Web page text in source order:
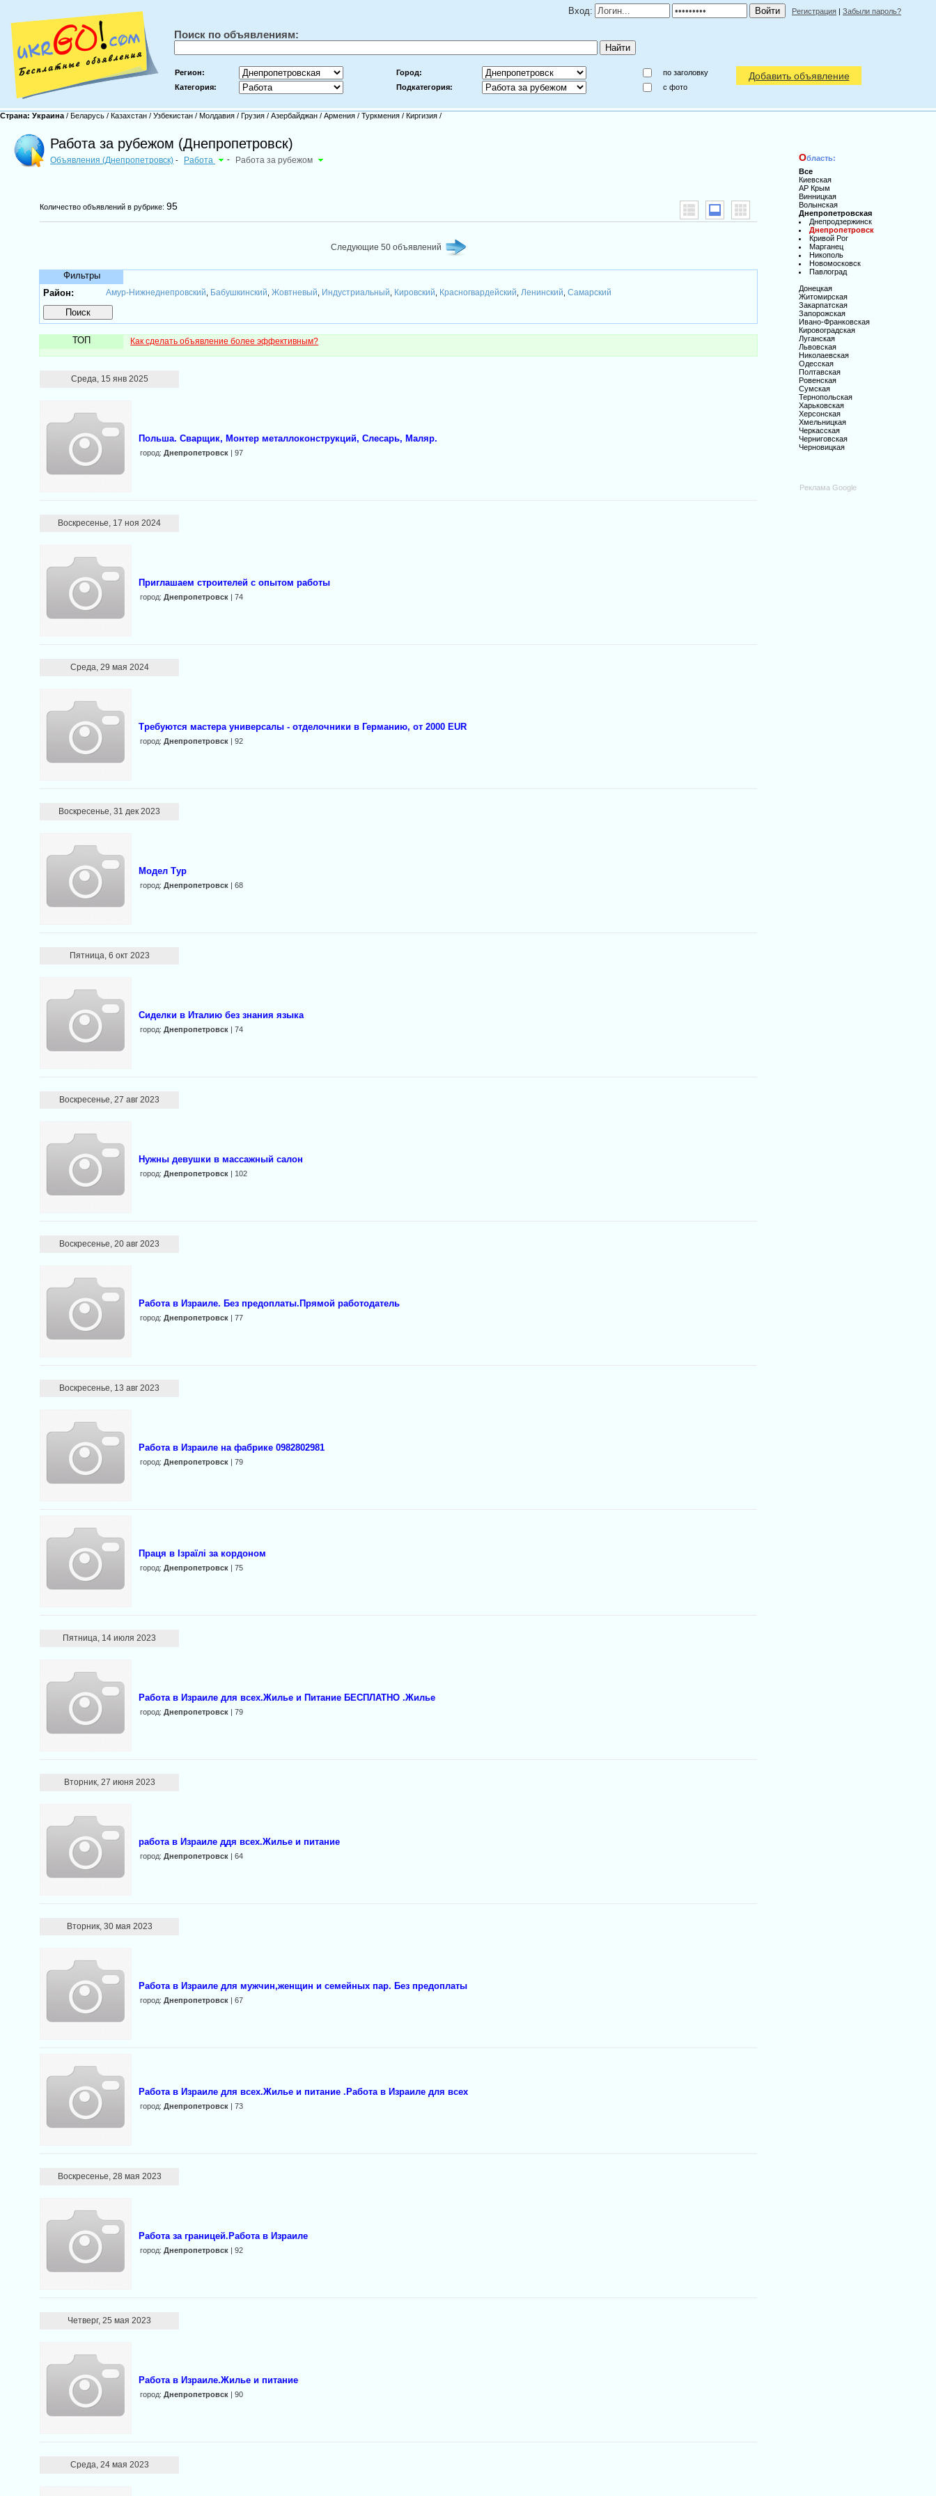
Вход: Регистрация | Забыли пароль?
Поиск по объявлениям:
Регион: Город:
по заголовку
Категория:
Подкатегория: c фото
Добавить объявление
Страна: Украина / Беларусь / Казахстан / Узбекистан / Молдавия / Грузия / Азербайджан / Армения / Туркмения / Киргизия /
Работа за рубежом (Днепропетровск)
Объявления (Днепропетровск) - Работа - Работа за рубежом
Количество объявлений в рубрике:95
Следующие 50 объявлений
Фильтры
Район:
Амур-Нижнеднепровский Бабушкинский ,Жовтневый Индустриальный Кировский Красногвардейский Ленинский ,Самарский
ТОП Как сделать объявление более эффективным?
Среда, 15 янв 2025
Польша. Сварщик, Монтер металлоконструкций, Слесарь, Маляр.
город:Днепропетровск | 97
Воскресенье, 17 ноя 2024
Приглашаем строителей с опытом работы
город:Днепропетровск | 74
Среда, 29 мая 2024
Требуются мастера универсалы - отделочники в Германию, от 2000 EUR
город:Днепропетровск | 92
Воскресенье, 31 дек 2023
Модел Тур
город:Днепропетровск | 68
Пятница, 6 окт 2023
Сиделки в Италию без знания языка
город:Днепропетровск | 74
Воскресенье, 27 авг 2023
Нужны девушки в массажный салон
город:Днепропетровск | 102
Воскресенье, 20 авг 2023
Работа в Израиле. Без предоплаты.Прямой работодатель
город:Днепропетровск | 77
Воскресенье, 13 авг 2023
Работа в Израиле на фабрике 0982802981
город:Днепропетровск | 79
Праця в Ізраїлі за кордоном
город:Днепропетровск | 75
Пятница, 14 июля 2023
Работа в Израиле для всех.Жилье и Питание БЕСПЛАТНО .Жилье
город:Днепропетровск | 79
Вторник, 27 июня 2023
работа в Израиле ддя всех.Жилье и питание
город:Днепропетровск | 64
Вторник, 30 мая 2023
Работа в Израиле для мужчин,женщин и семейных пар. Без предоплаты
город:Днепропетровск | 67
Работа в Израиле для всех.Жилье и питание .Работа в Израиле для всех
город:Днепропетровск | 73
Воскресенье, 28 мая 2023
Работа за границей.Работа в Израиле
город:Днепропетровск | 92
Четверг, 25 мая 2023
Работа в Израиле.Жилье и питание
город:Днепропетровск | 90
Среда, 24 мая 2023
Область:
Все
Киевская
АР Крым
Винницкая
Волынская
Днепропетровская
Днепродзержинск
Днепропетровск
Кривой Рог
Марганец
Никополь
Новомосковск
Павлоград
Донецкая
Житомирская
Закарпатская
Запорожская
Ивано-Франковская
Кировоградская
Луганская
Львовская
Николаевская
Одесская
Полтавская
Ровенская
Сумская
Тернопольская
Харьковская
Херсонская
Хмельницкая
Черкасская
Черниговская
Черновицкая
Реклама Google